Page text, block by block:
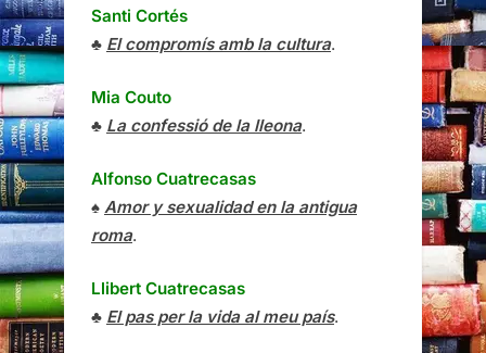
Santi Cortés
♣ El compromís amb la cultura.
Mia Couto
♣ La confessió de la lleona.
Alfonso Cuatrecasas
♠ Amor y sexualidad en la antigua
roma.
Llibert Cuatrecasas
♣ El pas per la vida al meu país.